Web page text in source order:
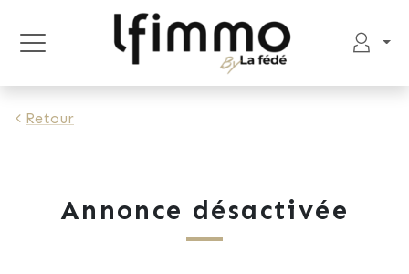
Retour
Annonce désactivée